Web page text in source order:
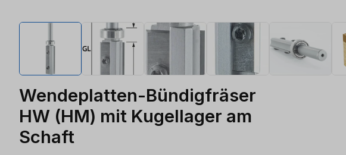
Wendeplatten-Bündigfräser
HW (HM) mit Kugellager am
Schaft